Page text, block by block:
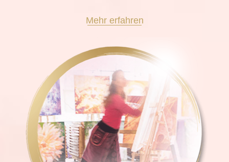
Mehr erfahren